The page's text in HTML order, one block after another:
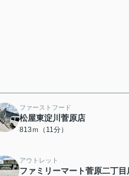
ファーストフード
松屋東淀川菅原店
813ｍ（11分）
アウトレット
ファミリーマート菅原二丁目